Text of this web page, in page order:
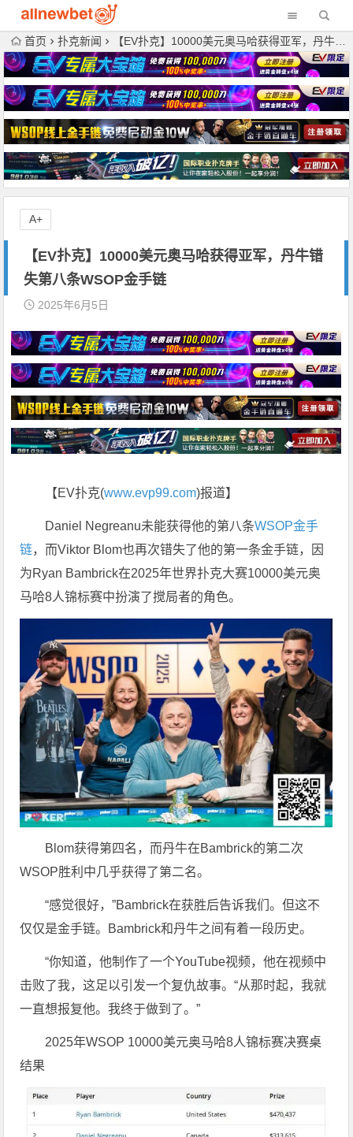
首页 扑克新闻 【EV扑克】10000美元奥马哈获得亚军，丹牛错失第八条WSOP金手链
【EV扑克】10000美元奥马哈获得亚军，丹牛错
失第八条WSOP金手链
2025年6月5日
【EV扑克(www.evp99.com)报道】
Daniel Negreanu未能获得他的第八条WSOP金手
链，而Viktor Blom也再次错失了他的第一条金手链，因
为Ryan Bambrick在2025年世界扑克大赛10000美元奥
马哈8人锦标赛中扮演了搅局者的角色。
Blom获得第四名，而丹牛在Bambrick的第二次
WSOP胜利中几乎获得了第二名。
“感觉很好，”Bambrick在获胜后告诉我们。但这不
仅仅是金手链。Bambrick和丹牛之间有着一段历史。
“你知道，他制作了一个YouTube视频，他在视频中
击败了我，这足以引发一个复仇故事。“从那时起，我就
一直想报复他。我终于做到了。”
2025年WSOP 10000美元奥马哈8人锦标赛决赛桌
结果
A+